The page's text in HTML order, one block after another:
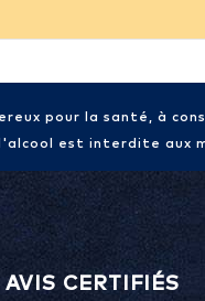
pour la santé, à
est interdite aux
CERTIFIÉS